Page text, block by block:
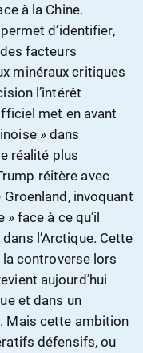
à la Chine.
d’identifier,
facteurs
minéraux critiques
l’intérêt
met en avant
» dans
réalité plus
réitère avec
invoquant
face à ce qu’il
l’Arctique. Cette
controverse lors
aujourd’hui
et dans un
Mais cette ambition
défensifs, ou